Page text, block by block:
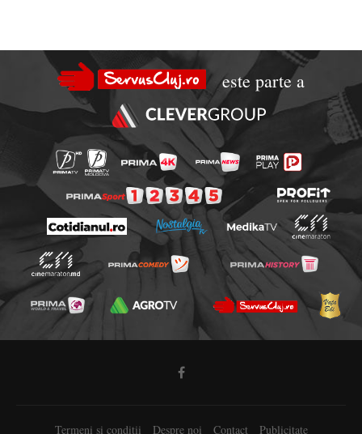
este parte a
Termeni si conditii Despre noi Contact Publicitate